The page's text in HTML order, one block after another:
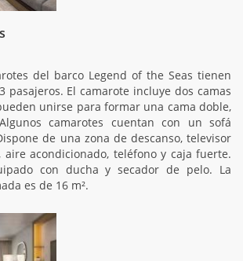
del barco Legend of the Seas tienen
pasajeros. El camarote incluye dos camas
unirse para formar una cama doble,
camarotes cuentan con un sofá
de una zona de descanso, televisor
acondicionado, teléfono y caja fuerte.
con ducha y secador de pelo. La
es de 16 m².